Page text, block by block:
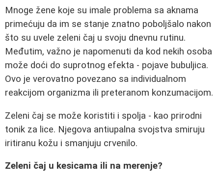
Mnoge žene koje su imale problema sa aknama
primećuju da im se stanje znatno poboljšalo nakon
što su uvele zeleni čaj u svoju dnevnu rutinu.
Međutim, važno je napomenuti da kod nekih osoba
može doći do suprotnog efekta - pojave bubuljica.
Ovo je verovatno povezano sa individualnom
reakcijom organizma ili preteranom konzumacijom.
Zeleni čaj se može koristiti i spolja - kao prirodni
tonik za lice. Njegova antiupalna svojstva smiruju
iritiranu kožu i smanjuju crvenilo.
Zeleni čaj u kesicama ili na merenje?